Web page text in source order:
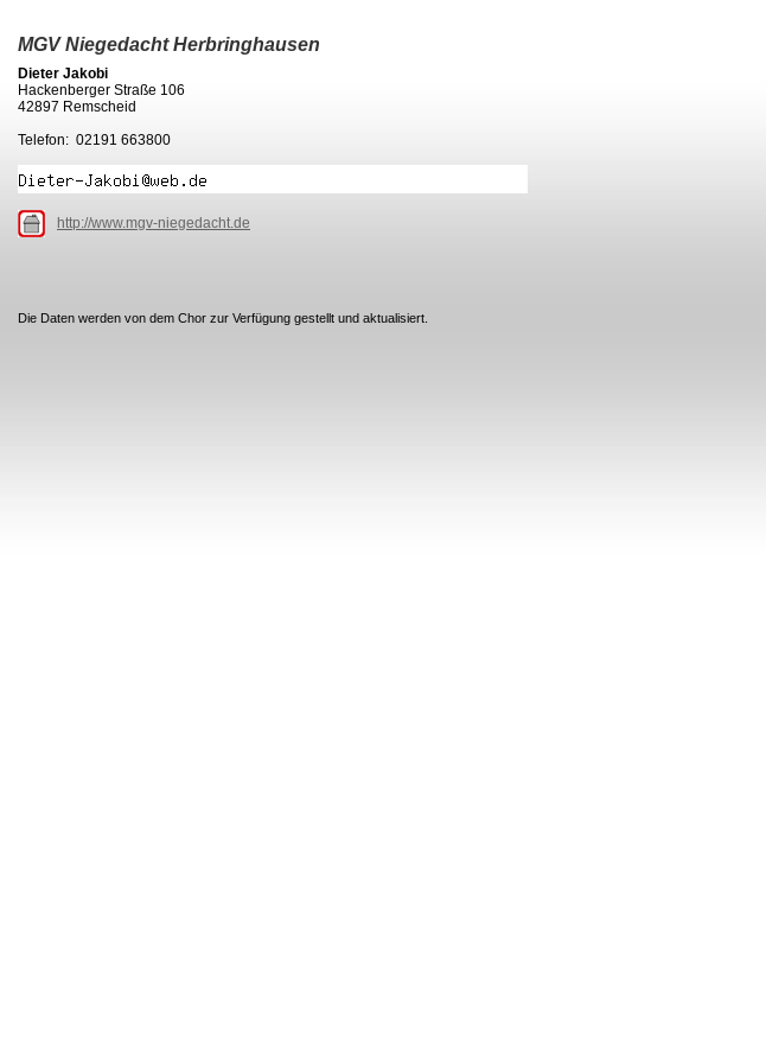
MGV Niegedacht Herbringhausen
Dieter Jakobi
Hackenberger Straße 106
42897 Remscheid
Telefon: 02191 663800
http://www.mgv-niegedacht.de
Die Daten werden von dem Chor zur Verfügung gestellt und aktualisiert.